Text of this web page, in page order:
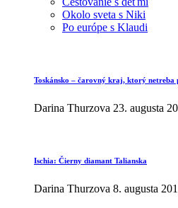
Okolo sveta s Niki
Po európe s Klaudi
Toskánsko – čarovný kraj, ktorý netreba
Darina Thurzova 23. augusta
Ischia: Čierny diamant Talianska
Darina Thurzova 8. augusta